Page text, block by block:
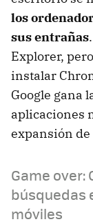
los
sus entrañas
Explorer,
instalar
Google gana
aplicaciones
expansión de
Game over:
búsquedas
móviles